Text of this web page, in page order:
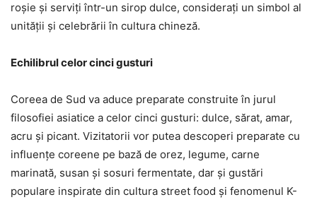
roșie și serviți într-un sirop dulce, considerați un simbol al
unității și celebrării în cultura chineză.
Echilibrul celor cinci gusturi
Coreea de Sud va aduce preparate construite în jurul
filosofiei asiatice a celor cinci gusturi: dulce, sărat, amar,
acru și picant. Vizitatorii vor putea descoperi preparate cu
influențe coreene pe bază de orez, legume, carne
marinată, susan și sosuri fermentate, dar și gustări
populare inspirate din cultura street food și fenomenul K-